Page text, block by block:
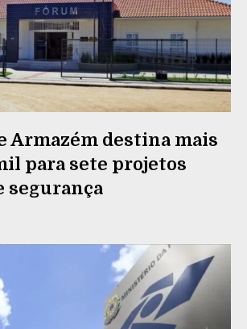
Armazém destina mais
para sete projetos
segurança